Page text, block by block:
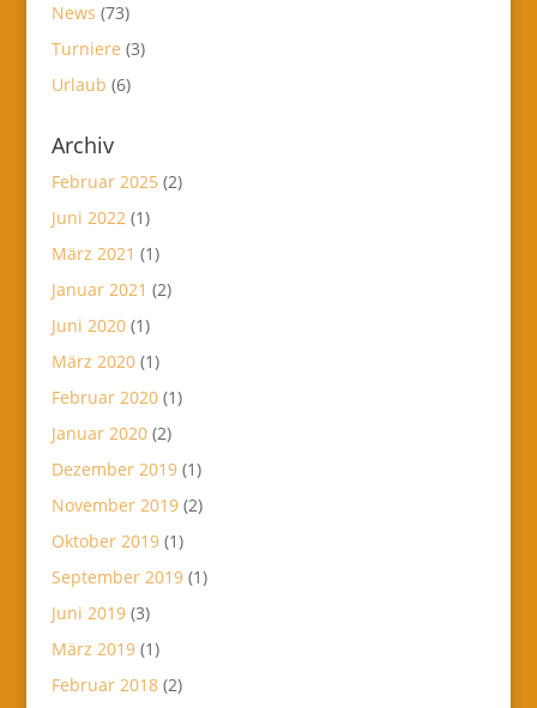
News (73)
Turniere (3)
Urlaub (6)
Archiv
Februar 2025 (2)
Juni 2022(1)
März 2021 (1)
Januar 2021 (2)
Juni 2020(1)
März 2020(1)
Februar 2020(1)
Januar 2020(2)
Dezember 2019(1)
November 2019(2)
Oktober 2019(1)
September 2019(1)
Juni 2019(3)
März 2019(1)
Februar 2018(2)